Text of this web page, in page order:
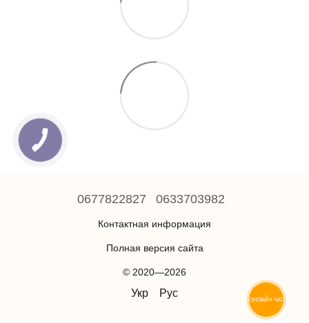
0677822827 0633703982
Контактная информация
Полная версия сайта
© 2020—2026
Укр Рус
ОНЛАЙН ЧАТ